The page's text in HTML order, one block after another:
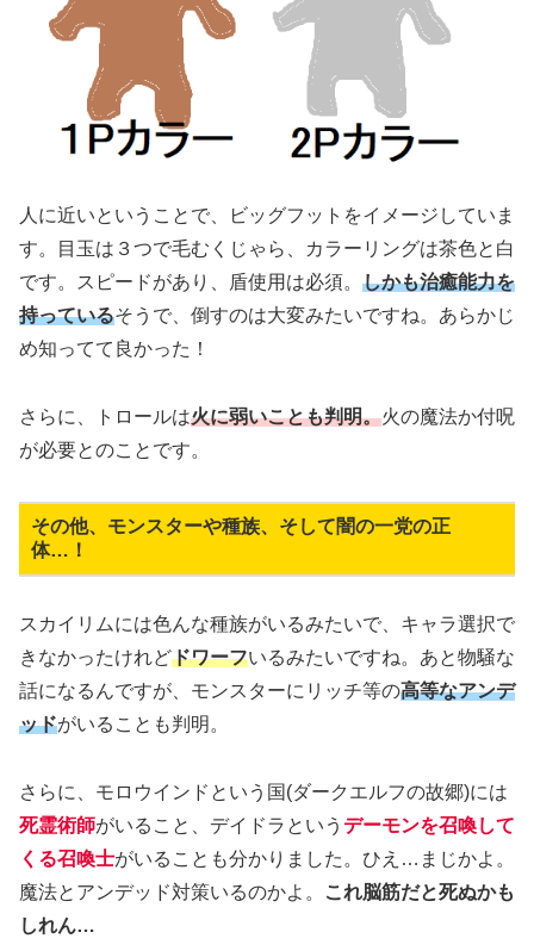
人に近いということで、ビッグフットをイメージしていま
す。目玉は３つで毛むくじゃら、カラーリングは茶色と白
です。スピードがあり、盾使用は必須。 しかも治癒能力を
持っているそうで、倒すのは大変みたいですね。あらかじ
め知ってて良かった！
さらに、トロールは火に弱いことも判明。火の魔法か付呪
が必要とのことです。
その他、モンスターや種族、そして闇の一党の正
体…！
スカイリムには色んな種族がいるみたいで、キャラ選択で
きなかったけれどドワーフいるみたいですね。あと物騒な
話になるんですが、モンスターにリッチ等の高等なアンデ
ッドがいることも判明。
さらに、モロウインドという国(ダークエルフの故郷)には
死霊術師がいること、デイドラという デーモンを召喚して
くる召喚士がいることも分かりました。ひえ…まじかよ。
魔法とアンデッド対策いるのかよ。
これ脳筋だと死ぬかも
しれん…